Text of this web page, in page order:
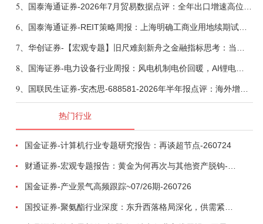
5、
6、 国泰海通证券-REIT策略周报：上海明确工商业用地续期试行框架-260808
7、
8、 国海证券-电力设备行业周报：风电机制电价回暖，AI锂电全链维持高景气-260808
9、 国联民生证券-安杰思-688581-2026年半年报点评：海外增长态势延续，国内政策影响短期承压-260809
热门行业
国金证券-计算机行业专题研究报告：再谈超节点-260724
国金证券-产业景气高频跟踪~07/26期-260726